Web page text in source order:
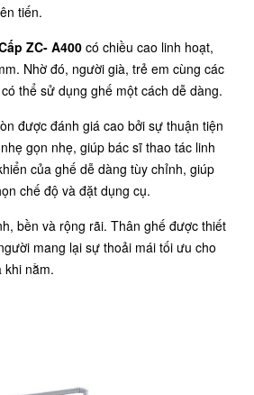
tiến.
ZC- A400 có chiều cao linh hoạt,
Nhờ đó, người già, trẻ em cùng các
thể sử dụng ghế một cách dễ dàng.
được đánh giá cao bởi sự thuận tiện
gọn nhẹ, giúp bác sĩ thao tác linh
của ghế dễ dàng tùy chỉnh, giúp
chế độ và đặt dụng cụ.
bền và rộng rãi. Thân ghế được thiết
mang lại sự thoải mái tối ưu cho
khi nằm.